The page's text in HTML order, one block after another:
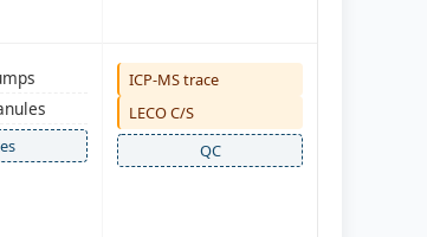
ICP-MS trace
LECO C/S
QC